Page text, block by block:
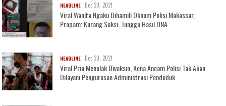
HEADLINE Dec 20, 2021
Viral Wanita Ngaku Dihamili Oknum Polisi Makassar,
Propam: Kurang Saksi, Tunggu Hasil DNA
HEADLINE Dec 20, 2021
Viral Pria Menolak Divaksin, Kena Ancam Polisi Tak Akan
Dilayani Pengurusan Administrasi Penduduk